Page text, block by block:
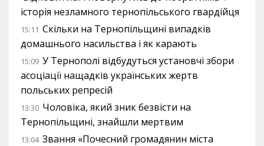
історія незламного тернопільського гвардійця
15:11 Скільки на Тернопільщині випадків
домашнього насильства і як карають
15:09 У Тернополі відбудуться установчі збори
асоціації нащадків українських жертв
польських репресій
13:30 Чоловіка, який зник безвісти на
Тернопільщині, знайшли мертвим
13:04 Звання «Почесний громадянин міста